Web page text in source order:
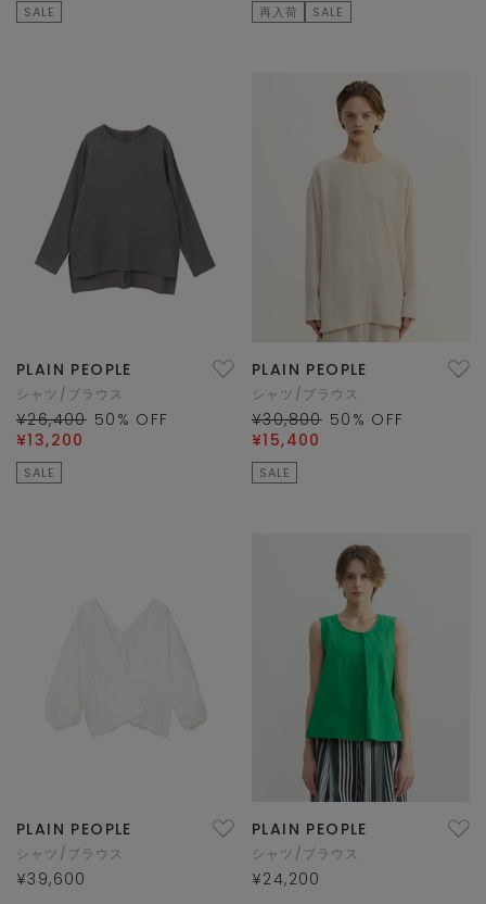
SALE 再入荷 SALE
PLAIN PEOPLE
シャツ/ブラウス
¥26,400 50 % OFF
¥13,200
SALE
PLAIN PEOPLE
シャツ/ブラウス
¥30,800 50 % OFF
¥15,400
SALE
PLAIN PEOPLE
シャツ/ブラウス
¥39,600
PLAIN PEOPLE
シャツ/ブラウス
¥24,200